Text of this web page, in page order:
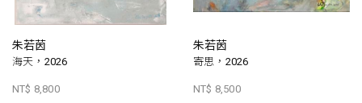
朱若茵
海天，2026
NT$ 8,800
朱若茵
寄思，2026
NT$ 8,500